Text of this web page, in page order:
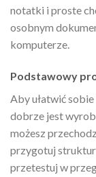
notatki i proste
osobnym
komputerze.
Podstawowy
Aby ułatwić
dobrze jest
możesz
przygotuj
przetestuj w